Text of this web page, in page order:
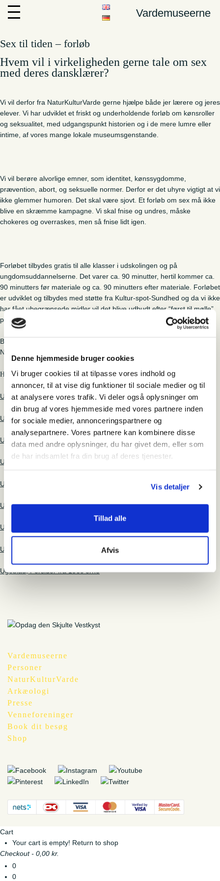
Denne hjemmeside bruger cookies
Vi bruger cookies til at tilpasse vores indhold og
annoncer, til at vise dig funktioner til sociale medier og til
at analysere vores trafik. Vi deler også oplysninger om
din brug af vores hjemmeside med vores partnere inden
for sociale medier, annonceringspartnere og
analysepartnere. Vores partnere kan kombinere disse
data med andre oplysninger, du har givet dem, eller som
de har indsamlet fra din brug af deres tjenester.
Vis detaljer
Tillad alle
Afvis
Vardemuseerne
Sex til tiden – forløb
Hvem vil i virkeligheden gerne tale om sex
med deres dansklærer?
Vi vil derfor fra NaturKulturVarde gerne hjælpe både jer lærere og jeres
elever. Vi har udviklet et friskt og underholdende forløb om kønsroller
og seksualitet, med udgangspunkt historien og i de mere lumre eller
intime, af vores mange lokale museumsgenstande.
Vi vil berøre alvorlige emner, som identitet, kønssygdomme,
prævention, abort, og seksuelle normer. Derfor er det uhyre vigtigt at vi
ikke glemmer humoren. Det skal være sjovt. Et forløb om sex må ikke
blive en skræmme kampagne. Vi skal fnise og undres, måske
chokeres og overraskes, men så fnise lidt igen.
Forløbet tilbydes gratis til alle klasser i udskolingen og på
ungdomsuddannelserne. Det varer ca. 90 minutter, hertil kommer ca.
90 minutters før materiale og ca. 90 minutters efter materiale. Forløbet
er udviklet og tilbydes med støtte fra Kultur-spot-Sundhed og da vi ikke
har fået ubegrænsede midler vil det blive udbudt efter “først til mølle”
princippet.
Bestilling af forløbet foregår ved direkte kontakt til Troels Riknagel,
Natur Kultur Varde, på TR@vardemuseerne.dk eller tlf. 23 11 54 24
Herunder kan du downloade de forskellige ugeblade til forløbet:
Ugeblad 1958, maj
Ugeblad 1959, februar
Ugeblad 1963, juni
Ugeblad 1967, okt
Ugeblad 1973, nov
Ugeblad 1973
Ugeblad 2015, oktober
Ugeblad 2015, september
Ugeblad, Forsider fra 1960’erne
Vardemuseerne
Personer
NaturKulturVarde
Arkæologi
Presse
Venneforeninger
Book dit besøg
Shop
Cart
Your cart is empty! Return to shop
Checkout - 0,00 kr.
0
0